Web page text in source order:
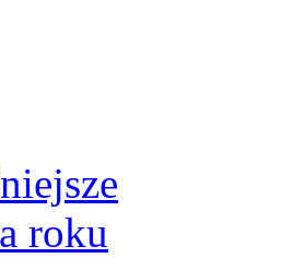
roku